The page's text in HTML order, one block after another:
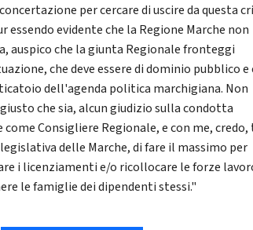
per cercare di uscire da questa
essendo evidente che la Regione Marche non
auspico che la giunta Regionale fronteggi
che deve essere di dominio pubblico e
dell'agenda politica marchigiana. Non
che sia, alcun giudizio sulla condotta
come Consigliere Regionale, e con me,
delle Marche, di fare il massimo per
i licenziamenti e/o ricollocare le forze
le famiglie dei dipendenti stessi."